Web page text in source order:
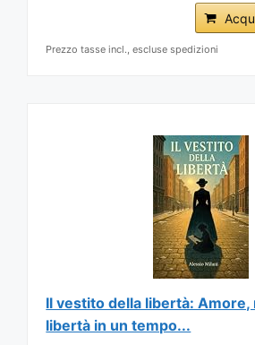
Prezzo tasse incl., escluse spedizioni
Il vestito della libertà: Amore,
libertà in un tempo...